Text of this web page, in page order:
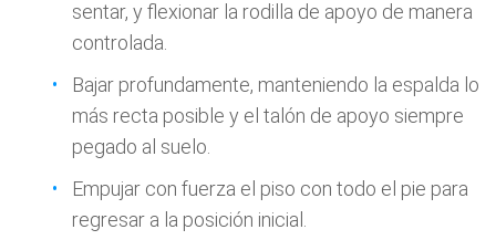
sentar, y flexionar la rodilla de apoyo de manera
controlada.
Bajar profundamente, manteniendo la espalda lo
más recta posible y el talón de apoyo siempre
pegado al suelo.
Empujar con fuerza el piso con todo el pie para
regresar a la posición inicial.